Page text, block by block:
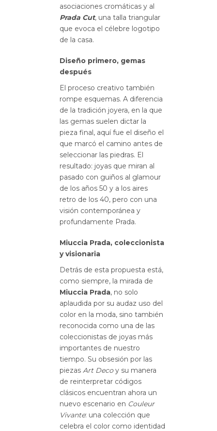
asociaciones cromáticas y al
Prada Cut, una talla triangular
que evoca el célebre logotipo
de la casa.
Diseño primero, gemas
después
El proceso creativo también
rompe esquemas. A diferencia
de la tradición joyera, en la que
las gemas suelen dictar la
pieza final, aquí fue el diseño el
que marcó el camino antes de
seleccionar las piedras. El
resultado: joyas que miran al
pasado con guiños al glamour
de los años 50 y a los aires
retro de los 40, pero con una
visión contemporánea y
profundamente Prada.
Miuccia Prada, coleccionista
y visionaria
Detrás de esta propuesta está,
como siempre, la mirada de
Miuccia Prada, no solo
aplaudida por su audaz uso del
color en la moda, sino también
reconocida como una de las
coleccionistas de joyas más
importantes de nuestro
tiempo. Su obsesión por las
piezas Art Decoy su manera
de reinterpretar códigos
clásicos encuentran ahora un
nuevo escenario en Couleur
Vivante: una colección que
celebra el color como identidad